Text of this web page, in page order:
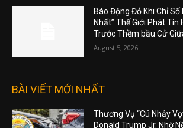
Báo Động Đỏ Khi Chỉ Số
Nhất” Thế Giới Phát Tín
Trước Thềm bầu Cử
August 5, 2026
BÀI VIẾT MỚI NHẤT
Thương Vụ “Cú Nhảy
Donald Trump Jr. Nhờ